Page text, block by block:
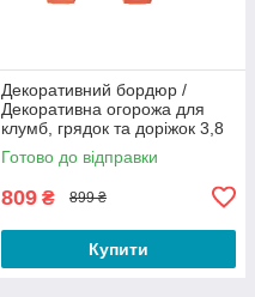
Декоративний бордюр /
Декоративна огорожа для
клумб, грядок та доріжок 3,8
метри Теракот
Готово до відправки
809 ₴ 899 ₴
Купити